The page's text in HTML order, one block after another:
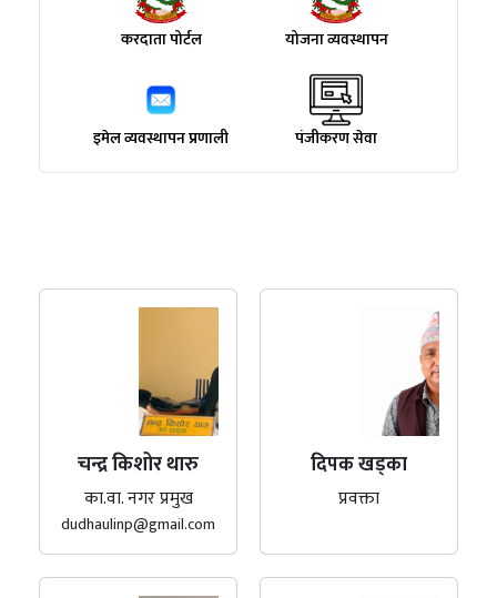
करदाता पोर्टल योजना व्यवस्थापन
इमेल व्यवस्थापन प्रणाली पंजीकरण सेवा
चन्द्र किशोर थारु
का.वा. नगर प्रमुख
dudhaulinp@gmail.com
दिपक खड्का
प्रवक्ता